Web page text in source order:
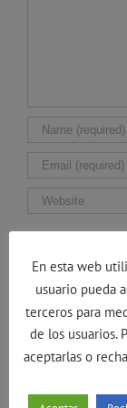
este navegador
En esta web
usuario pueda
terceros para
de los usuarios.
aceptarlas o